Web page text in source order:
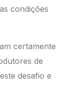
condições
certamente
de
desafio e